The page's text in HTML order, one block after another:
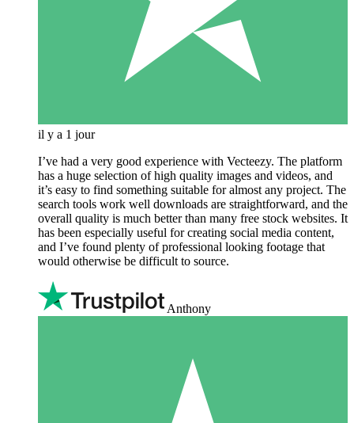
il y a 1 jour
I’ve had a very good experience with Vecteezy. The platform
has a huge selection of high quality images and videos, and
it’s easy to find something suitable for almost any project. The
search tools work well downloads are straightforward, and the
overall quality is much better than many free stock websites. It
has been especially useful for creating social media content,
and I’ve found plenty of professional looking footage that
would otherwise be difficult to source.
Anthony